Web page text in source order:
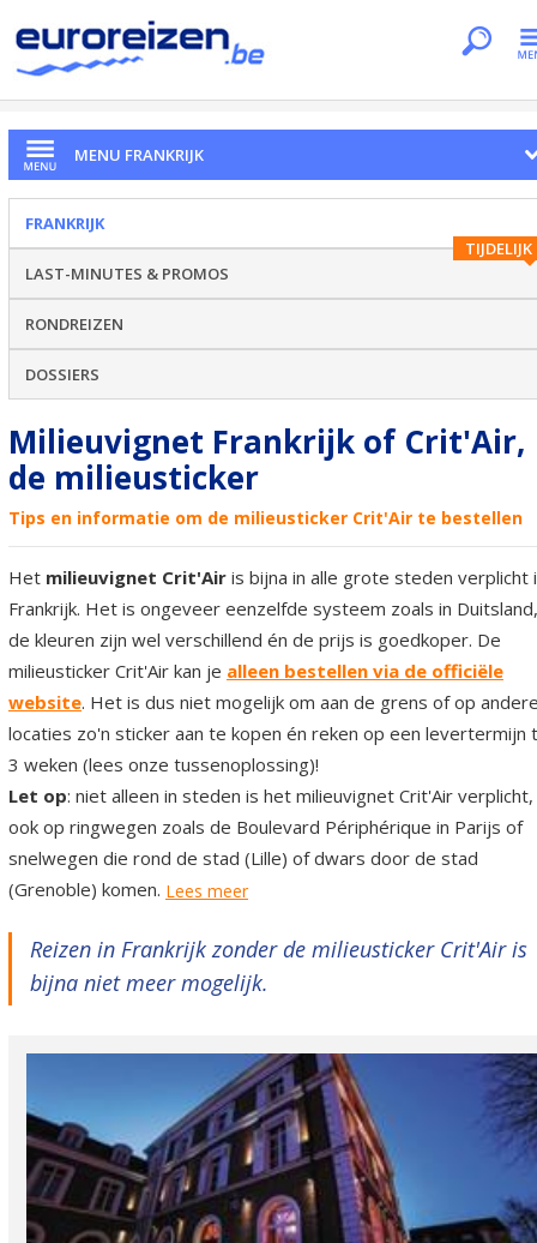
MENU FRANKRIJK
FRANKRIJK
TIJDELIJK
LAST-MINUTES & PROMOS
RONDREIZEN
DOSSIERS
Milieuvignet Frankrijk of Crit'Air,
de milieusticker
Tips en informatie om de milieusticker Crit'Air te bestellen
Het milieuvignet Crit'Air is bijna in alle grote steden verplicht
Frankrijk. Het is ongeveer eenzelfde systeem zoals in Duitsland,
de kleuren zijn wel verschillend én de prijs is goedkoper. De
milieusticker Crit'Air kan je alleen bestellen via de officiële
website. Het is dus niet mogelijk om aan de grens of op
locaties zo'n sticker aan te kopen én reken op een levertermijn
3 weken (lees onze tussenoplossing)!
Let op: niet alleen in steden is het milieuvignet Crit'Air verplicht,
ook op ringwegen zoals de Boulevard Périphérique in Parijs of
snelwegen die rond de stad (Lille) of dwars door de stad
(Grenoble) komen. Lees meer
Reizen in Frankrijk zonder de milieusticker Crit'Air is
bijna niet meer mogelijk.